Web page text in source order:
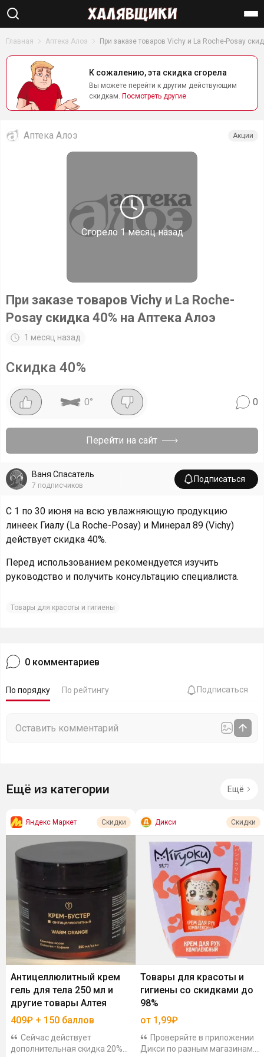
Найти
Главная Аптека Алоэ При заказе товаров Vichy и La Roche-Posay
К сожалению, эта скидка сгорела
Вы можете перейти к другим действующим
скидкам. Посмотреть другие
Сгорело 1 месяц назад
Аптека Алоэ Акции
При заказе товаров Vichy и La Roche-
Posay скидка 40% на Аптека Алоэ
1 месяц назад
Скидка 40%
0° 0
Перейти на сайт
Ваня Спасатель
7 подписчиков
Подписаться
С 1 по 30 июня на всю увлажняющую продукцию
линеек Гиалу (La Roche-Posay) и Минерал 89 (Vichy)
действует скидка 40%.
Перед использованием рекомендуется изучить
руководство и получить консультацию специалиста.
Товары для красоты и гигиены
0 комментариев
По порядку По рейтингу Подписаться
Ещё из категории Ещё
Яндекс Маркет Скидки
Антицеллюлитный крем
гель для тела 250 мл и
другие товары Алтея
409₽ + 150 баллов
Сейчас действует
дополнительная скидка 20%
Дикси Скидки
Товары для красоты и
гигиены со скидками до
98%
от 1,99₽
Проверяйте в приложении
Дикси по разным магазинам.